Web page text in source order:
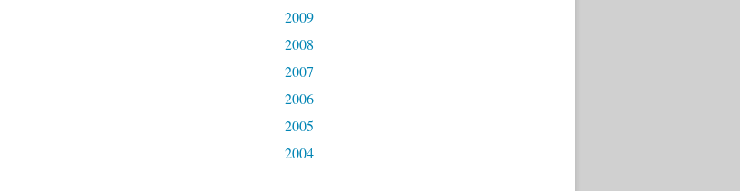
2009
2008
2007
2006
2005
2004